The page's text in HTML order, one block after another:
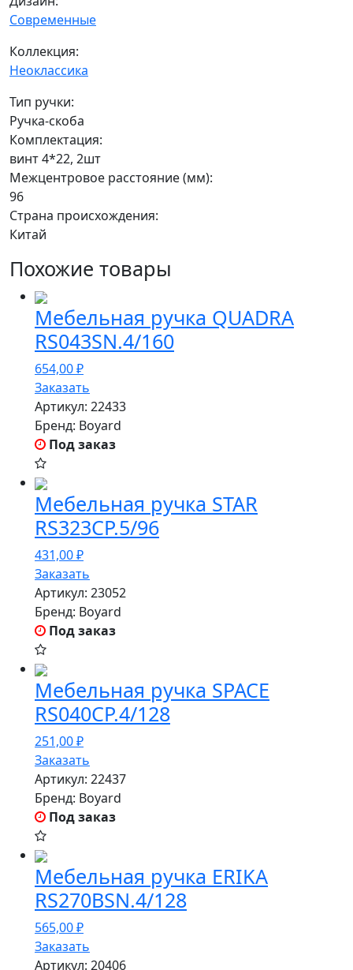
Современные
Коллекция:
Неоклассика
Тип ручки:
Ручка-скоба
Комплектация:
винт 4*22, 2шт
Межцентровое расстояние (мм):
96
Страна происхождения:
Китай
Похожие товары
Мебельная ручка QUADRA
RS043SN.4/160
654,00₽
Заказать
Артикул: 22433
Бренд: Boyard
Под заказ
Мебельная ручка STAR
RS323CP.5/96
431,00₽
Заказать
Артикул: 23052
Бренд: Boyard
Под заказ
Мебельная ручка SPACE
RS040CP.4/128
251,00₽
Заказать
Артикул: 22437
Бренд: Boyard
Под заказ
Мебельная ручка ERIKA
RS270BSN.4/128
565,00₽
Заказать
Артикул: 20406